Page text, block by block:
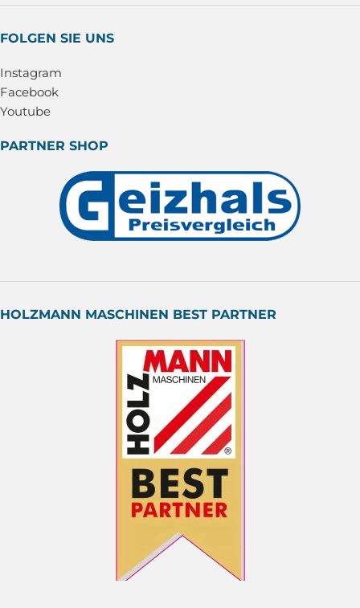
FOLGEN SIE UNS
Instagram
Facebook
Youtube
PARTNER SHOP
HOLZMANN MASCHINEN BEST PARTNER